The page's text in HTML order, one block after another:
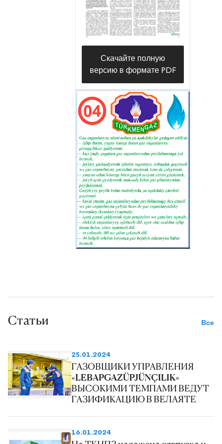
Скачайте полную
версию в формате PDF
Статьи Все
25.01.2024
ГАЗОВЩИКИ УПРАВЛЕНИЯ
«LEBAPGAZÜPJÜNÇILIK»
ВЫСОКИМИ ТЕМПАМИ ВЕДУТ
ГАЗИФИКАЦИЮ В ВЕЛАЯТЕ
16.01.2024